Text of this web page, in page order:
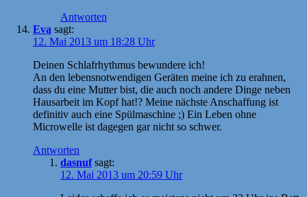
Antworten
Eva sagt:
12. Mai 2013 um 18:28 Uhr
Deinen Schlafrhythmus bewundere ich!
An den lebensnotwendigen Geräten meine ich zu erahnen,
dass du eine Mutter bist, die auch noch andere Dinge neben
Hausarbeit im Kopf hat!? Meine nächste Anschaffung ist
definitiv auch eine Spülmaschine ;) Ein Leben ohne
Microwelle ist dagegen gar nicht so schwer.
Antworten
dasnuf sagt:
12. Mai 2013 um 20:59 Uhr